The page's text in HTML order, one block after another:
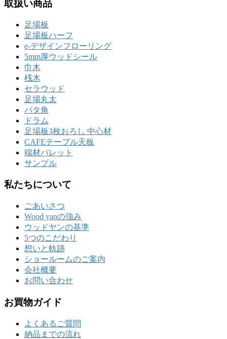
取扱い商品
足場板
足場板ハーフ
e-デザインフローリング
5mm厚ウッドシール
巾木
桟木
セラウッド
足場丸太
バタ角
ドラム
足場板3枚おろし 中心材
CAFEテーブル天板
端材パレット
サンプル
私たちについて
ごあいさつ
Wood yanの強み
ウッドヤンの基準
5つのこだわり
想いと軌跡
ショールームのご案内
会社概要
お問い合わせ
お買物ガイド
よくあるご質問
納品までの流れ